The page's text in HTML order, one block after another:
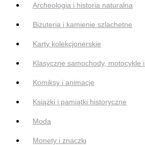
Archeologia i historia naturalna
Biżuteria i kamienie szlachetne
Karty kolekcjonerskie
Klasyczne samochody, motocykle
Komiksy i animacje
Książki i pamiątki historyczne
Moda
Monety i znaczki